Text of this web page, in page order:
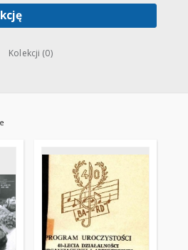
Kolekcji (0)